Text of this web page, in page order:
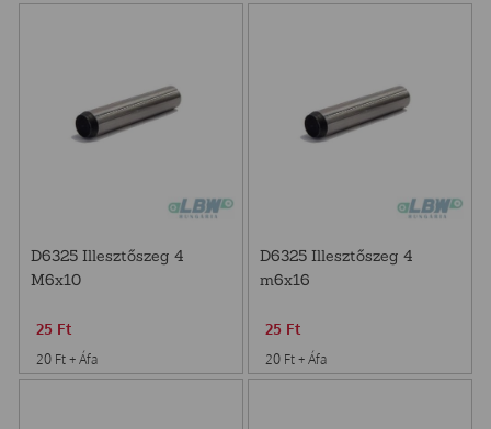
D6325 Illesztőszeg 4
M6x10
25 Ft
20 Ft + Áfa
D6325 Illesztőszeg 4
m6x16
25 Ft
20 Ft + Áfa